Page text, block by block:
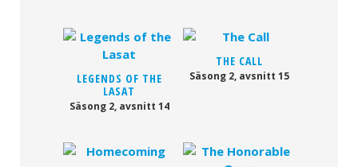
LEGENDS OF THE
LASAT
Säsong 2, avsnitt 14
THE CALL
Säsong 2, avsnitt 15